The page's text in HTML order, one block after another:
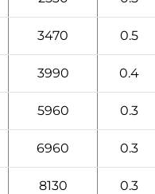
3470 0.5
3990 0.4
5960 0.3
6960 0.3
8130 0.3